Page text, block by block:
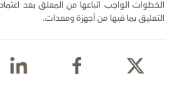
الخطوات الواجب اتباعها من المعلق بعد
التعليق بما فيها من أجهزة ومعدات.